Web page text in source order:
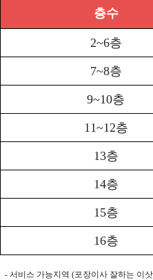
층수
2~6층
7~8층
9~10층
11~12층
13층
14층
15층
16층
- 서비스 가능지역 (포장이사 잘하는 이